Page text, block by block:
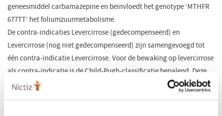
geneesmiddel carbamazepine en beïnvloedt het genotype ‘MTHFR
677TT’ het foliumzuurmetabolisme.
De contra-indicaties Levercirrose (gedecompenseerd) en
Levercirrose (nog niet gedecompenseerd) zijn samengevoegd tot
één contra-indicatie Levercirrose. Voor de bewaking op levercirrose
als contra-indicatie is de Child-Pugh-classificatie bepalend. Deze
classificatie geeft de ernst van de levercirrose aan. Doordat de